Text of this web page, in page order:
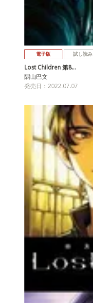
電子版 試し読み
Lost Children 第8…
隅山巴文
発売日：2022.07.07